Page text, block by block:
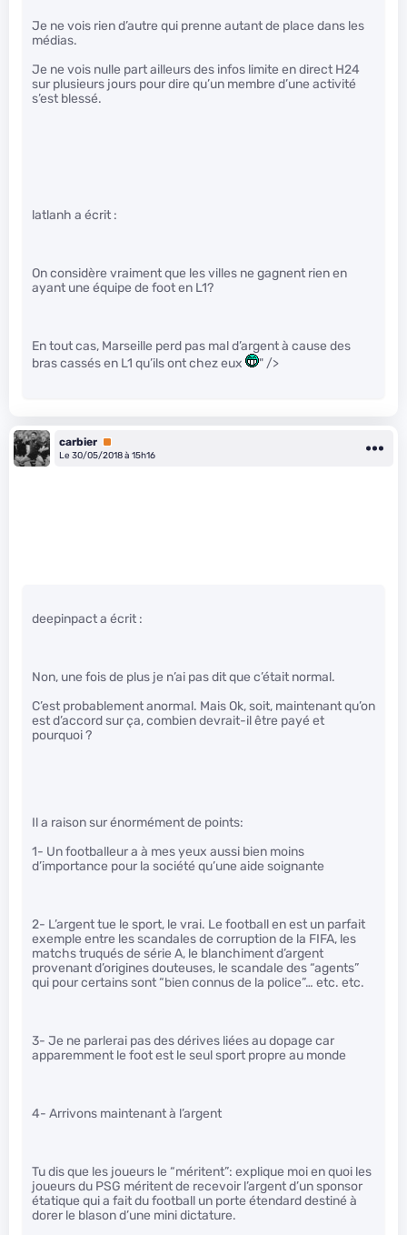
Je ne vois rien d’autre qui prenne autant de place dans les
médias.
Je ne vois nulle part ailleurs des infos limite en direct H24
sur plusieurs jours pour dire qu’un membre d’une activité
s’est blessé.
latlanh a écrit :
On considère vraiment que les villes ne gagnent rien en
ayant une équipe de foot en L1?
En tout cas, Marseille perd pas mal d’argent à cause des
bras cassés en L1 qu’ils ont chez eux
" />
carbier Premium
Le 30/05/2018 à 15h16
deepinpact a écrit :
Non, une fois de plus je n’ai pas dit que c’était normal.
C’est probablement anormal. Mais Ok, soit, maintenant qu’on
est d’accord sur ça, combien devrait-il être payé et
pourquoi ?
Il a raison sur énormément de points:
1- Un footballeur a à mes yeux aussi bien moins
d’importance pour la société qu’une aide soignante
2- L’argent tue le sport, le vrai. Le football en est un parfait
exemple entre les scandales de corruption de la FIFA, les
matchs truqués de série A, le blanchiment d’argent
provenant d’origines douteuses, le scandale des “agents”
qui pour certains sont “bien connus de la police”… etc. etc.
3- Je ne parlerai pas des dérives liées au dopage car
apparemment le foot est le seul sport propre au monde
4- Arrivons maintenant à l’argent
Tu dis que les joueurs le “méritent”: explique moi en quoi les
joueurs du PSG méritent de recevoir l’argent d’un sponsor
étatique qui a fait du football un porte étendard destiné à
dorer le blason d’une mini dictature.